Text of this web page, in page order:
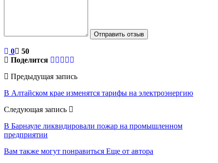
Отправить отзыв
0
50
Поделится
Предыдущая запись
В Алтайском крае изменятся тарифы на электроэнергию
Следующая запись
В Барнауле ликвидировали пожар на промышленном
предприятии
Вам также могут понравиться Еще от автора